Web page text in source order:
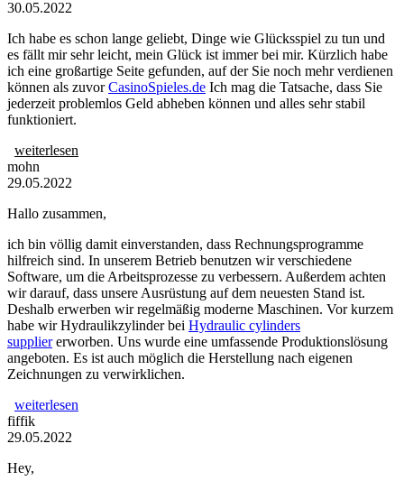
30.05.2022
Ich habe es schon lange geliebt, Dinge wie Glücksspiel zu tun und
es fällt mir sehr leicht, mein Glück ist immer bei mir. Kürzlich habe
ich eine großartige Seite gefunden, auf der Sie noch mehr verdienen
können als zuvorCasinoSpieles.de Ich mag die Tatsache, dass Sie
jederzeit problemlos Geld abheben können und alles sehr stabil
funktioniert.
weiterlesen
mohn
29.05.2022
Hallo zusammen,
ich bin völlig damit einverstanden, dass Rechnungsprogramme
hilfreich sind. In unserem Betrieb benutzen wir verschiedene
Software, um die Arbeitsprozesse zu verbessern. Außerdem achten
wir darauf, dass unsere Ausrüstung auf dem neuesten Stand ist.
Deshalb erwerben wir regelmäßig moderne Maschinen. Vor kurzem
habe wir Hydraulikzylinder bei Hydraulic cylinders
suppliererworben. Uns wurde eine umfassende Produktionslösung
angeboten. Es ist auch möglich die Herstellung nach eigenen
Zeichnungen zu verwirklichen.
weiterlesen
fiffik
29.05.2022
Hey,